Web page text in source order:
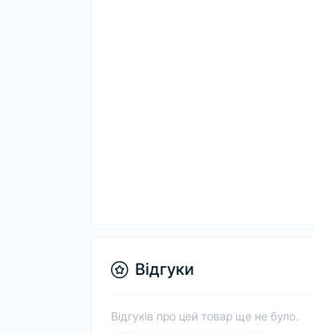
Відгуки
Відгуків про цей товар ще не було.